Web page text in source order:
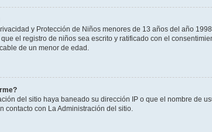
y Protección de Niños menores de 13 años del año
el registro de niños sea escrito y ratificado con el
de un menor de edad.
del sitio haya baneado su dirección IP o que el nombre de
contacto con La Administración del sitio.